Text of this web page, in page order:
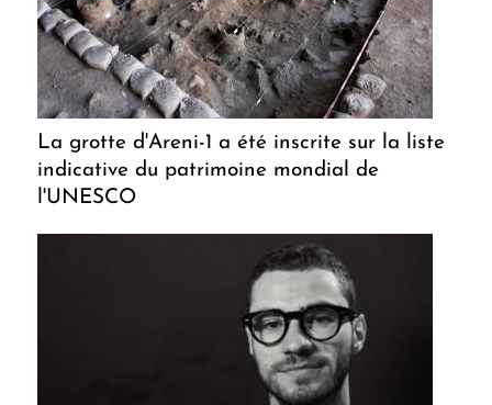
La grotte d'Areni-1 a été inscrite sur la liste
indicative du patrimoine mondial de
l'UNESCO